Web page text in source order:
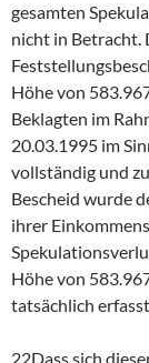
gesamten
nicht in Betracht.
Höhe von
Beklagten im
20.03.1995 im
vollständig und
Bescheid wurde
ihrer
Höhe von
tatsächlich erfasst.
22Dass sich